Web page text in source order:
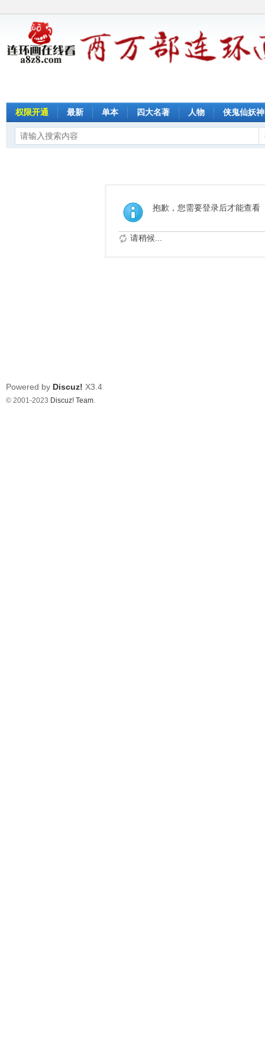
权限开通 最新 单本 四大名著 人物 侠鬼仙妖神
抱歉，您需要登录后才能查看
请稍候...
Powered by Discuz! X3.4
© 2001-2023 Discuz! Team.